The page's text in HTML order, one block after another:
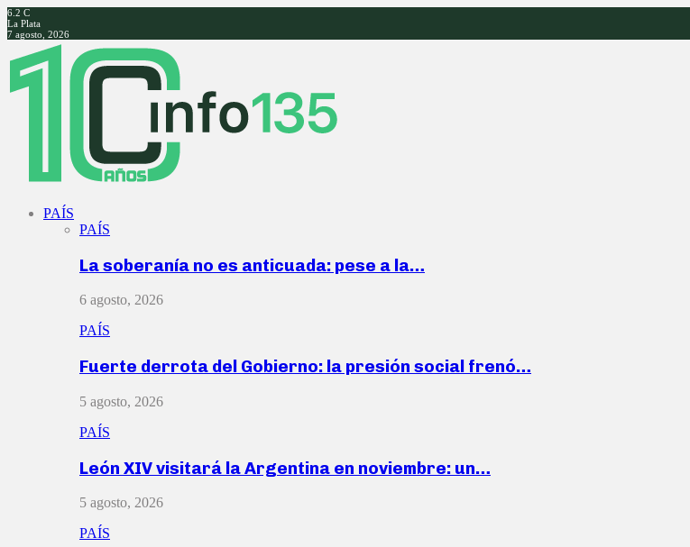
6.2 C
La Plata
7 agosto, 2026
Facebook
Twitter
Instagram
Youtube
PAÍS
PAÍS
La soberanía no es anticuada: pese a la…
6 agosto, 2026
PAÍS
Fuerte derrota del Gobierno: la presión social frenó…
5 agosto, 2026
PAÍS
León XIV visitará la Argentina en noviembre: un…
5 agosto, 2026
PAÍS